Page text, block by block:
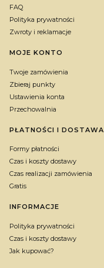
FAQ
Polityka prywatności
Zwroty i reklamacje
MOJE KONTO
Twoje zamówienia
Zbieraj punkty
Ustawienia konta
Przechowalnia
PŁATNOŚCI I DOSTAWA
Formy płatności
Czas i koszty dostawy
Czas realizacji zamówienia
Gratis
INFORMACJE
Polityka prywatności
Czas i koszty dostawy
Jak kupować?